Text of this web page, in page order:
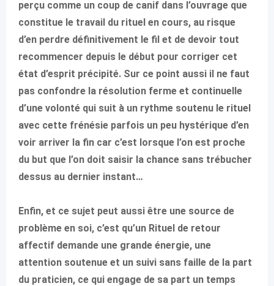
perçu comme un coup de canif dans l’ouvrage que
constitue le travail du rituel en cours, au risque
d’en perdre définitivement le fil et de devoir tout
recommencer depuis le début pour corriger cet
état d’esprit précipité. Sur ce point aussi il ne faut
pas confondre la résolution ferme et continuelle
d’une volonté qui suit à un rythme soutenu le rituel
avec cette frénésie parfois un peu hystérique d’en
voir arriver la fin car c’est lorsque l’on est proche
du but que l’on doit saisir la chance sans trébucher
dessus au dernier instant…
Enfin, et ce sujet peut aussi être une source de
problème en soi, c’est qu’un Rituel de retour
affectif demande une grande énergie, une
attention soutenue et un suivi sans faille de la part
du praticien, ce qui engage de sa part un temps